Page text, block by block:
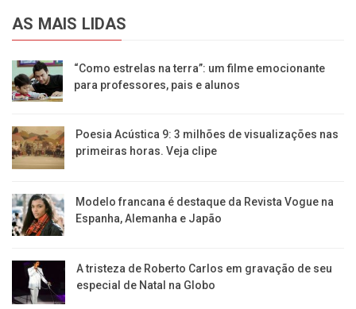
AS MAIS LIDAS
“Como estrelas na terra”: um filme emocionante
para professores, pais e alunos
Poesia Acústica 9: 3 milhões de visualizações nas
primeiras horas. Veja clipe
Modelo francana é destaque da Revista Vogue na
Espanha, Alemanha e Japão
A tristeza de Roberto Carlos em gravação de seu
especial de Natal na Globo